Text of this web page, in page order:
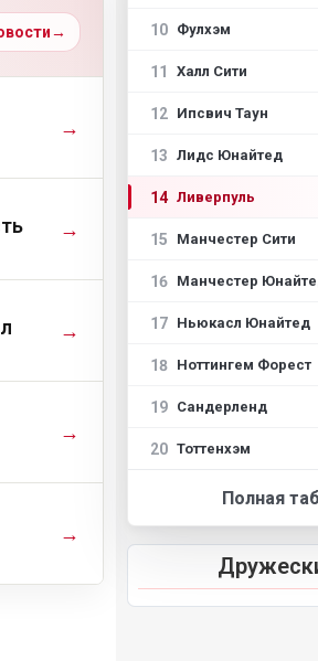
→
→
→
→
→
→
10 Фулхэм
11 Халл Сити
12 Ипсвич Таун
13 Лидс Юнайтед
14 Ливерпуль
15 Манчестер Сити
16 Манчестер
17 Ньюкасл Юнайтед
18 Ноттингем Форест
19 Сандерленд
20 Тоттенхэм
Полная